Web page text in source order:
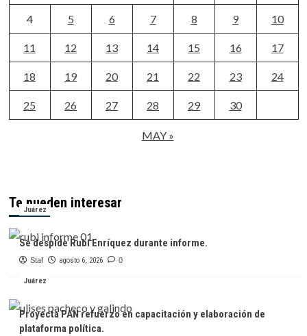
4 5 6 7 8 9 10
11 12 13 14 15 16 17
18 19 20 21 22 23 24
25 26 27 28 29 30
MAY »
Te pueden interesar
Juárez
Se despide Rubí Enríquez durante informe.
Staf agosto 6, 2026 0
Juárez
Proyecta PAN refuerzo en capacitación y elaboración de
plataforma política.